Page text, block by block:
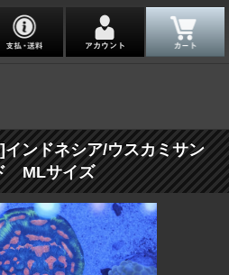
ンドネシア/ウスカミサン
MLサイズ